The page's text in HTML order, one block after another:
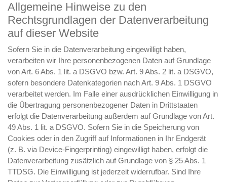
Allgemeine Hinweise zu den
Rechtsgrundlagen der Datenverarbeitung
auf dieser Website
Sofern Sie in die Datenverarbeitung eingewilligt haben,
verarbeiten wir Ihre personenbezogenen Daten auf Grundlage
von Art. 6 Abs. 1 lit. a DSGVO bzw. Art. 9 Abs. 2 lit. a DSGVO,
sofern besondere Datenkategorien nach Art. 9 Abs. 1 DSGVO
verarbeitet werden. Im Falle einer ausdrücklichen Einwilligung in
die Übertragung personenbezogener Daten in Drittstaaten
erfolgt die Datenverarbeitung außerdem auf Grundlage von Art.
49 Abs. 1 lit. a DSGVO. Sofern Sie in die Speicherung von
Cookies oder in den Zugriff auf Informationen in Ihr Endgerät
(z. B. via Device-Fingerprinting) eingewilligt haben, erfolgt die
Datenverarbeitung zusätzlich auf Grundlage von § 25 Abs. 1
TTDSG. Die Einwilligung ist jederzeit widerrufbar. Sind Ihre